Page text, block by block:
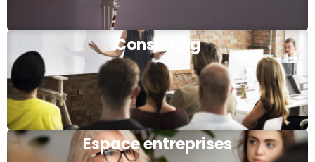
Consulting
Espace entreprises